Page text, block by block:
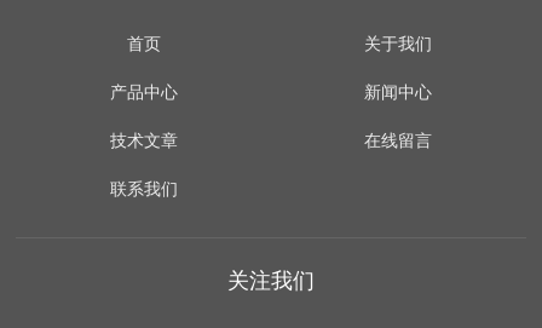
首页 关于我们
产品中心 新闻中心
技术文章 在线留言
联系我们
关注我们